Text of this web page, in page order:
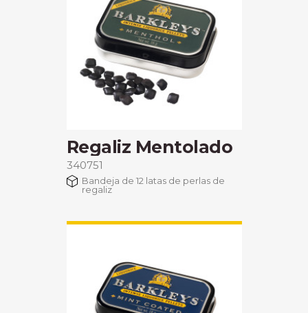
Regaliz Mentolado
340751
Bandeja de 12 latas de perlas de
regaliz